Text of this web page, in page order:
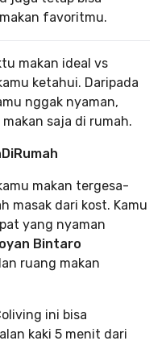
favoritmu.
makan ideal vs
ketahui. Daripada
nggak nyaman,
saja di rumah.
makan tergesa-
masak dari kost. Kamu
yang nyaman
Bintaro
ruang makan
ini bisa
kaki 5 menit dari